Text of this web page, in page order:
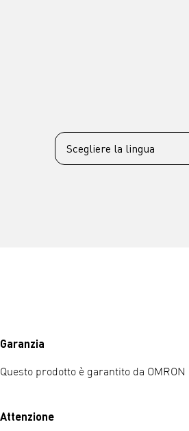
Garanzia
Questo prodotto è garantito da
Attenzione